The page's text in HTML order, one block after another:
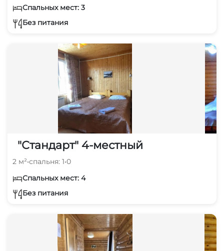
Спальных мест: 3
Без питания
"Стандарт" 4-местный
2 м²•спальня: 1•0
Спальных мест: 4
Без питания